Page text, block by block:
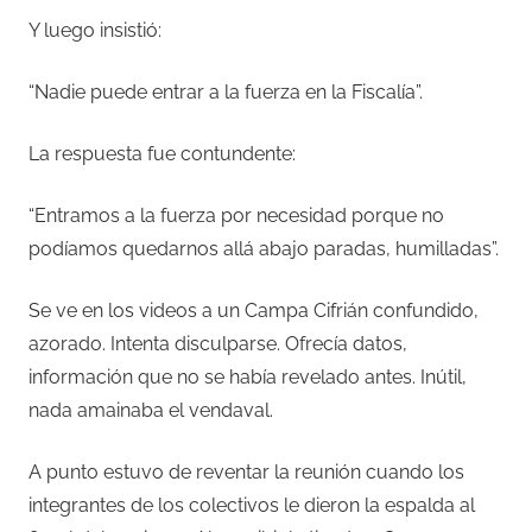
Y luego insistió:
“Nadie puede entrar a la fuerza en la Fiscalía”.
La respuesta fue contundente:
“Entramos a la fuerza por necesidad porque no
podíamos quedarnos allá abajo paradas, humilladas”.
Se ve en los videos a un Campa Cifrián confundido,
azorado. Intenta disculparse. Ofrecía datos,
información que no se había revelado antes. Inútil,
nada amainaba el vendaval.
A punto estuvo de reventar la reunión cuando los
integrantes de los colectivos le dieron la espalda al